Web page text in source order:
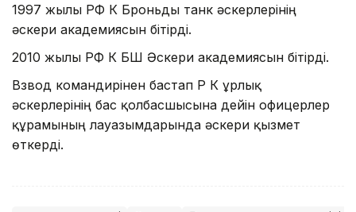
1997 жылы РФ ҚК Броньды танк әскерлерінің
әскери академиясын бітірді.
2010 жылы РФ ҚК БШ Әскери академиясын бітірді.
Взвод командирінен бастап ҚР ҚК Құрлық
әскерлерінің бас қолбасшысына дейін офицерлер
құрамының лауазымдарында әскери қызмет
өткерді.